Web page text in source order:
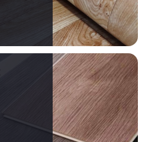
Сертифицирован на территории
РФ и СНГ